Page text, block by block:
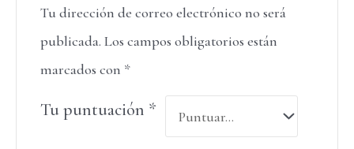
Tu dirección de correo electrónico no será
publicada. Los campos obligatorios están
marcados con *
Tu puntuación *